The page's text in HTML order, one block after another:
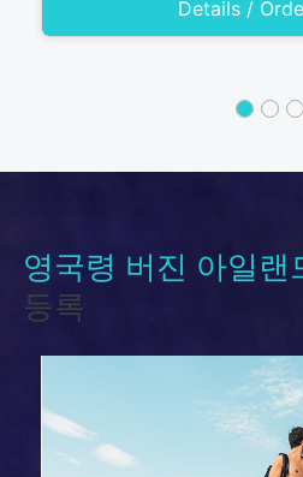
Details /
영국령 버진 아일랜
등록